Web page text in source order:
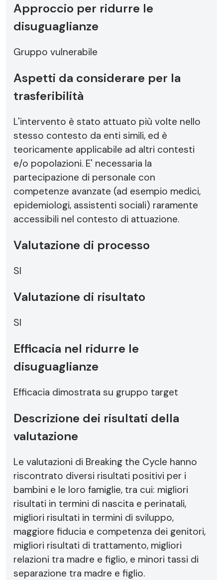
Approccio per ridurre le
disuguaglianze
Gruppo vulnerabile
Aspetti da considerare per la
trasferibilità
L'intervento è stato attuato più volte nello
stesso contesto da enti simili, ed è
teoricamente applicabile ad altri contesti
e/o popolazioni. E' necessaria la
partecipazione di personale con
competenze avanzate (ad esempio medici,
epidemiologi, assistenti sociali) raramente
accessibili nel contesto di attuazione.
Valutazione di processo
SI
Valutazione di risultato
SI
Efficacia nel ridurre le
disuguaglianze
Efficacia dimostrata su gruppo target
Descrizione dei risultati della
valutazione
Le valutazioni di Breaking the Cycle hanno
riscontrato diversi risultati positivi per i
bambini e le loro famiglie, tra cui: migliori
risultati in termini di nascita e perinatali,
migliori risultati in termini di sviluppo,
maggiore fiducia e competenza dei genitori,
migliori risultati di trattamento, migliori
relazioni tra madre e figlio, e minori tassi di
separazione tra madre e figlio.